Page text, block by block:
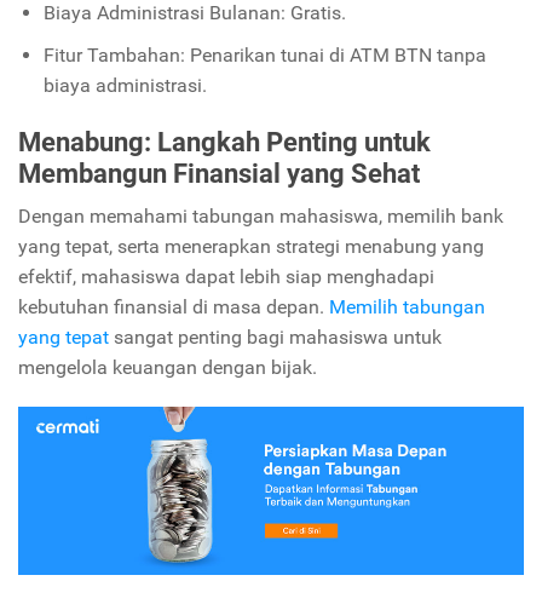
Biaya Administrasi Bulanan: Gratis.
Fitur Tambahan: Penarikan tunai di ATM BTN tanpa
biaya administrasi.
Menabung: Langkah Penting untuk
Membangun Finansial yang Sehat
Dengan memahami tabungan mahasiswa, memilih bank
yang tepat, serta menerapkan strategi menabung yang
efektif, mahasiswa dapat lebih siap menghadapi
kebutuhan finansial di masa depan. Memilih tabungan
yang tepat sangat penting bagi mahasiswa untuk
mengelola keuangan dengan bijak.